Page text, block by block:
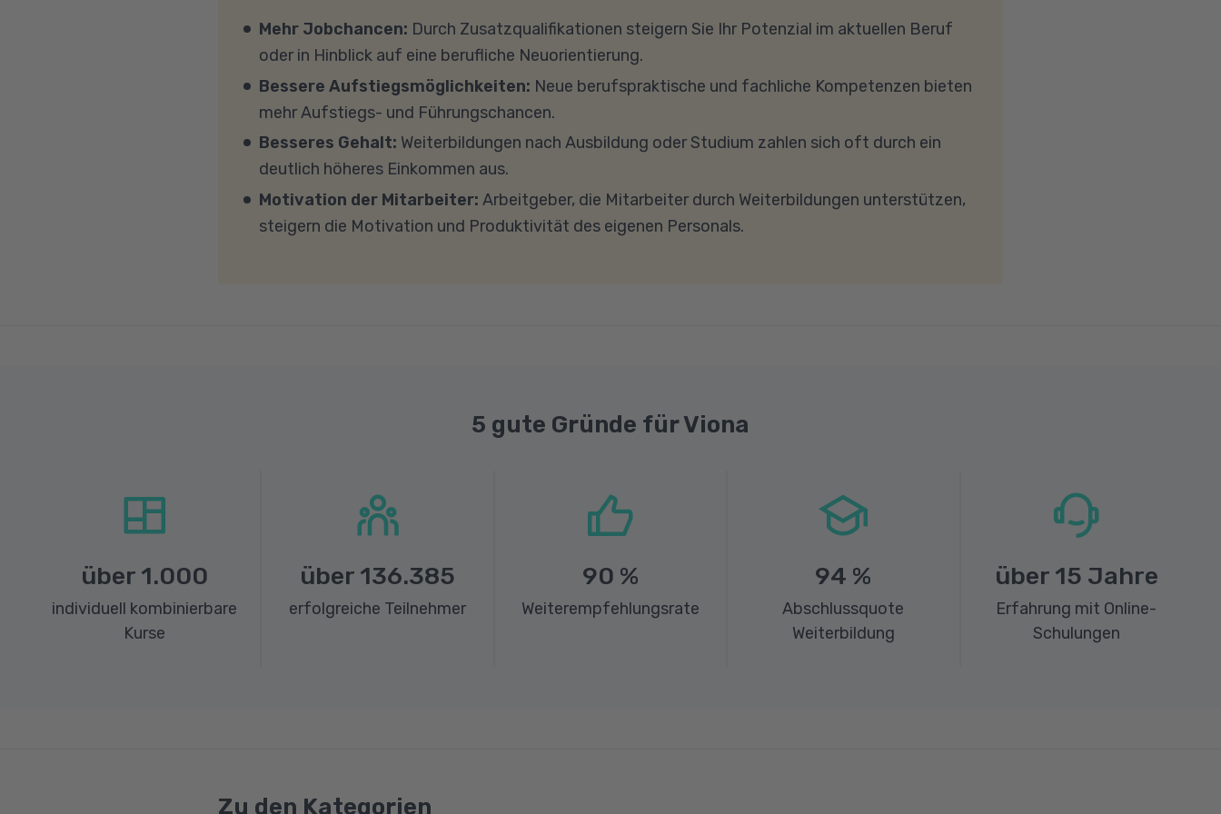
persönlichen Gespräch zu diesem Thema.
eigenen Geräten am Unterricht teilnehmen, empfehlen wir PCs oder Laptops mit Windows 10 oder
Windows 11, mindestens 8 GB Arbeitsspeicher (RAM) und einem aktuellen Mehrkern-Prozessor
(CPU). Der Unterricht findet in Microsoft Teams statt. Bitte achten Sie darauf, dass Ihre
Sicherheitsprogramme und -einstellungen (Anti-Viren-Programme, Firewalls etc.) die Verbindung
Übertragung eine gute Internetverbindung mit einer Download-Geschwindigkeit von mindestens 6
Fragen sprechen Sie uns gerne an.
Mehr Jobchancen: Durch Zusatzqualifikationen steigern Sie Ihr Potenzial im aktuellen Beruf
oder in Hinblick auf eine berufliche Neuorientierung.
Bessere Aufstiegsmöglichkeiten: Neue berufspraktische und fachliche Kompetenzen bieten
mehr Aufstiegs- und Führungschancen.
Besseres Gehalt: Weiterbildungen nach Ausbildung oder Studium zahlen sich oft durch ein
deutlich höheres Einkommen aus.
Motivation der Mitarbeiter: Arbeitgeber, die Mitarbeiter durch Weiterbildungen unterstützen,
steigern die Motivation und Produktivität des eigenen Personals.
5 gute Gründe für Viona
über 1.000
individuell kombinierbare
Kurse
über 136.385
erfolgreiche Teilnehmer
90 %
Weiterempfehlungsrate
94 %
Abschlussquote
Weiterbildung
über 15 Jahre
Erfahrung mit Online-
Schulungen
Zu den Kategorien